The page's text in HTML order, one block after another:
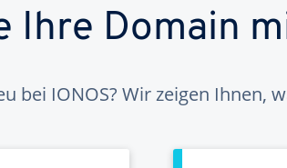
Ihre Domain
bei IONOS? Wir zeigen Ihnen,